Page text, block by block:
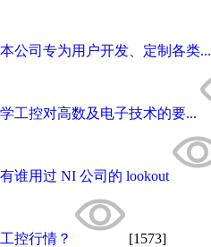
本公司专为用户开发、定制各类...
学工控对高数及电子技术的要...
有谁用过 NI 公司的 lookout
工控行情？ [1573]